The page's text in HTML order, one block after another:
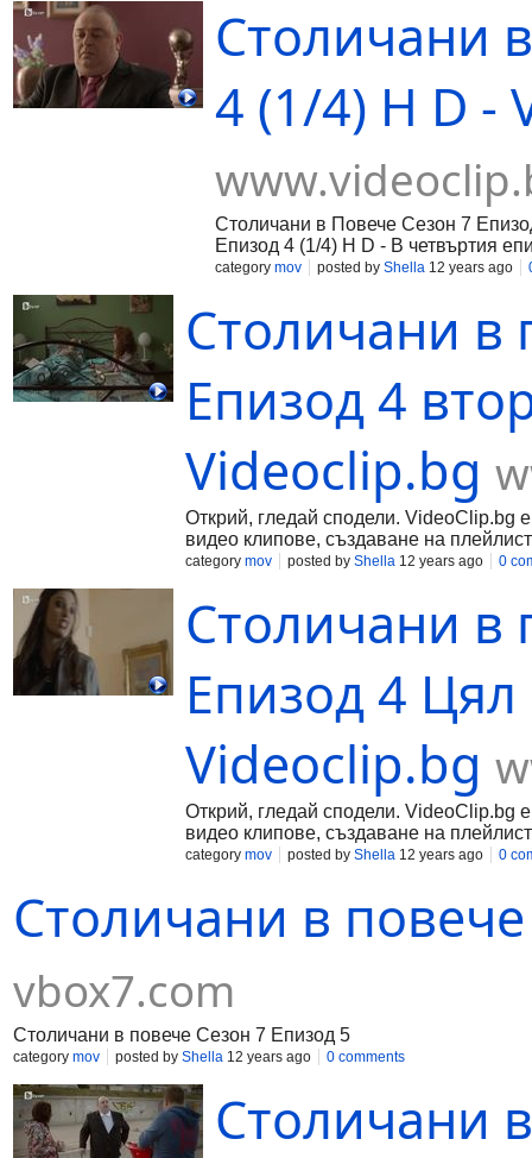
Столичани
4 (1/4) H D -
Столичани в Повече Сезон 7
Епизод 4 (1/4) H D - В четвъртия
страсти ще бушуват в затвора.
на другите затворници. По време
не е Константин, което ще
своето отмъщение директорът
план за оправяне на имиджа и
Гълъбина ще заснемат клип, който
нуждаещите се. Междувременно
category mov posted by Shella 12 years ago
Столичани в
Епизод 4
Videoclip.bg
Открий, гледай сподели. VideoClip.bg
видео клипове, създаване на
category mov posted by Shella 12 years ago 0
Столичани в
Епизод 4 Цял
Videoclip.bg
Открий, гледай сподели. VideoClip.bg
видео клипове, създаване на
category mov posted by Shella 12 years ago 0
Столичани в
vbox7.com
Столичани в повече Сезон 7 Епизод 5
category mov posted by Shella 12 years ago 0 comments
Столичани